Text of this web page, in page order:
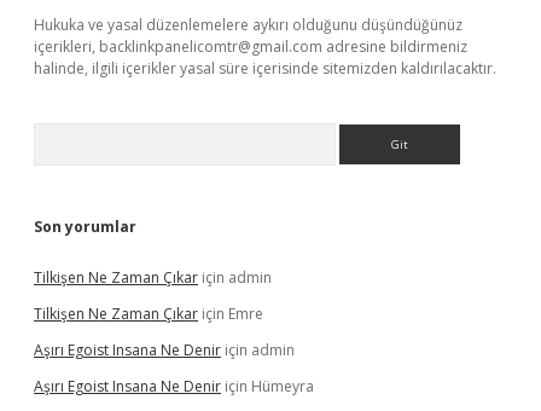
Hukuka ve yasal düzenlemelere aykırı olduğunu düşündüğünüz
içerikleri, backlinkpanelicomtr@gmail.com adresine bildirmeniz
halinde, ilgili içerikler yasal süre içerisinde sitemizden kaldırılacaktır.
Son yorumlar
Tilkişen Ne Zaman Çıkar için admin
Tilkişen Ne Zaman Çıkar için Emre
Aşırı Egoist Insana Ne Denir için admin
Aşırı Egoist Insana Ne Denir için Hümeyra